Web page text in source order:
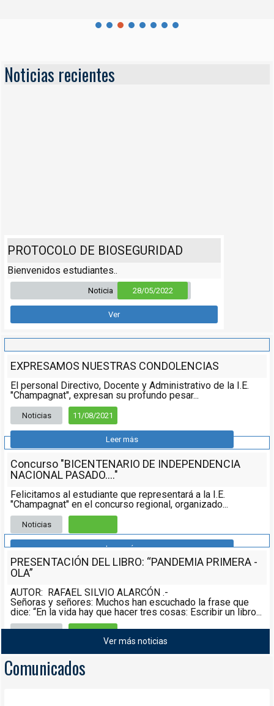
Noticias recientes
PROTOCOLO DE BIOSEGURIDAD
Bienvenidos estudiantes..
Noticia 28/05/2022
Ver
EXPRESAMOS NUESTRAS CONDOLENCIAS
El personal Directivo, Docente y Administrativo de la I.E.
"Champagnat", expresan su profundo pesar...
Noticias 11/08/2021
Leer más
Concurso "BICENTENARIO DE INDEPENDENCIA
NACIONAL PASADO...."
Felicitamos al estudiante que representará a la I.E.
"Champagnat" en el concurso regional, organizado...
Noticias
Leer más
PRESENTACIÓN DEL LIBRO: “PANDEMIA PRIMERA -
OLA”
AUTOR: RAFAEL SILVIO ALARCÓN .-
Señoras y señores: Muchos han escuchado la frase que
dice: “En la vida hay que hacer tres cosas: Escribir un libro...
Leer más
Ver más noticias
Comunicados